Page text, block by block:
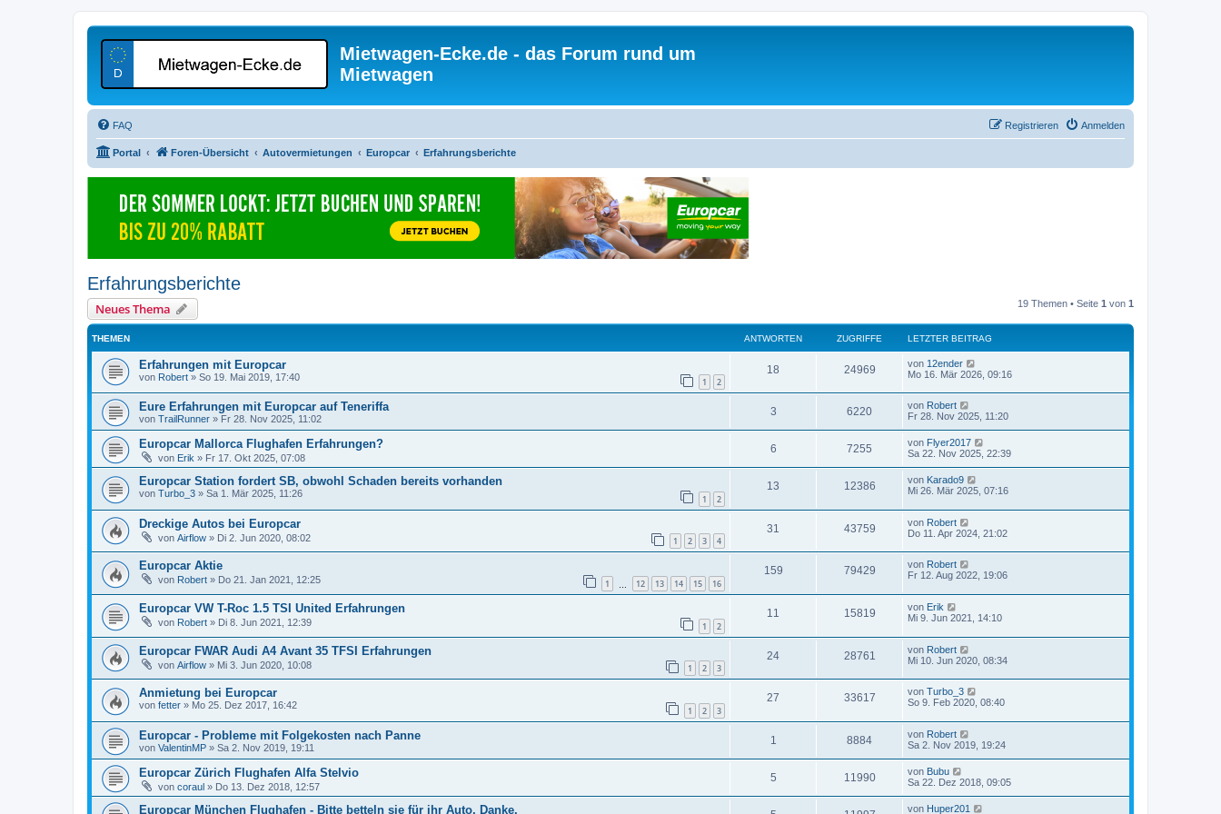
Mietwagen-Ecke.de - das Forum rund um
Mietwagen
FAQ Anmelden
Registrieren
Portal Foren-Übersicht Autovermietungen Europcar Erfahrungsberichte
Erfahrungsberichte
Neues Thema 19 Themen • Seite 1 von 1
THEMEN ANTWORTEN ZUGRIFFE LETZTER BEITRAG
Erfahrungen mit Europcar
von Robert » So 19. Mai 2019, 17:40 1 2
18 24969 von 12ender
Mo 16. Mär 2026, 09:16
Eure Erfahrungen mit Europcar auf Teneriffa
von TrailRunner » Fr 28. Nov 2025, 11:02
3 6220 von Robert
Fr 28. Nov 2025, 11:20
Europcar Mallorca Flughafen Erfahrungen?
von Erik » Fr 17. Okt 2025, 07:08
6 7255 von Flyer2017
Sa 22. Nov 2025, 22:39
Europcar Station fordert SB, obwohl Schaden bereits vorhanden
von Turbo_3 » Sa 1. Mär 2025, 11:26 1 2
13 12386 von Karado9
Mi 26. Mär 2025, 07:16
Dreckige Autos bei Europcar
von Airflow » Di 2. Jun 2020, 08:02 1 2 3 4
31 43759 von Robert
Do 11. Apr 2024, 21:02
Europcar Aktie
von Robert » Do 21. Jan 2021, 12:25 1 12 13 14 15 16
159 79429 von Robert
Fr 12. Aug 2022, 19:06
Europcar VW T-Roc 1.5 TSI United Erfahrungen
von Robert » Di 8. Jun 2021, 12:39 1 2
11 15819 von Erik
Mi 9. Jun 2021, 14:10
Europcar FWAR Audi A4 Avant 35 TFSI Erfahrungen
von Airflow » Mi 3. Jun 2020, 10:08 1 2 3
24 28761 von Robert
Mi 10. Jun 2020, 08:34
Anmietung bei Europcar
von fetter » Mo 25. Dez 2017, 16:42 1 2 3
27 33617 von Turbo_3
So 9. Feb 2020, 08:40
Europcar - Probleme mit Folgekosten nach Panne
von ValentinMP » Sa 2. Nov 2019, 19:11
1 8884 von Robert
Sa 2. Nov 2019, 19:24
Europcar Zürich Flughafen Alfa Stelvio
von coraul » Do 13. Dez 2018, 12:57
5 11990 von Bubu
Sa 22. Dez 2018, 09:05
Europcar München Flughafen - Bitte betteln sie für ihr Auto, Danke. von Huper201